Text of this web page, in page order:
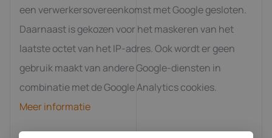
een verwerkersovereenkomst met Google gesloten.
Daarnaast is gekozen voor het maskeren van het
laatste octet van het IP-adres. Ook wordt er geen
gebruik maakt van andere Google-diensten in
combinatie met de Google Analytics cookies.
Meer informatie